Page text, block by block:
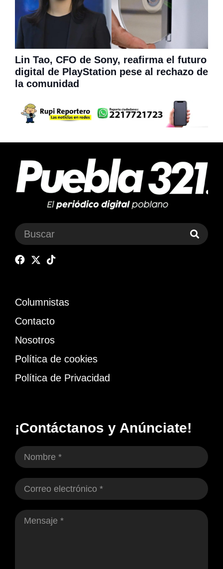
Lin Tao, CFO de Sony, reafirma el futuro
digital de PlayStation pese al rechazo de
la comunidad
Columnistas
Contacto
Nosotros
Política de cookies
Política de Privacidad
¡Contáctanos y Anúnciate!